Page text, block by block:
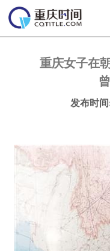
重庆女子在
发布时